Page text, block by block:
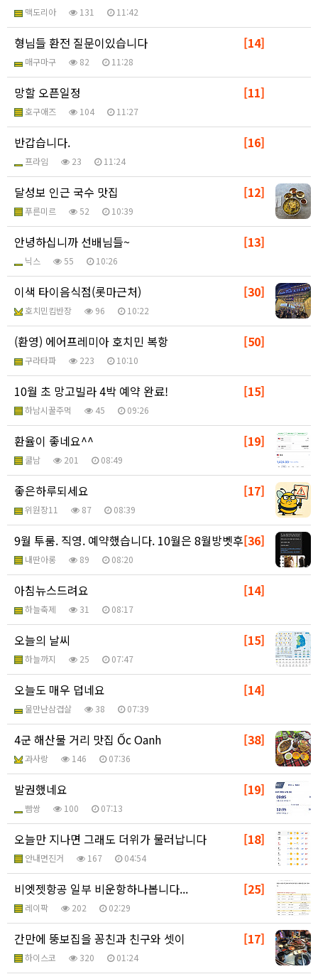
맥도리아 131 11:42
[14]
형님들 환전 질문이있습니다
매구마구 82 11:28
[11]
망할 오픈일정
호구애즈 104 11:27
[16]
반갑습니다.
프라임 23 11:24
[12]
달성보 인근 국수 맛집
푸른미르 52 10:39
[13]
안녕하십니까 선배님들~
닉스 55 10:26
[30]
이색 타이음식점(롯마근처)
호치민킴반장 96 10:22
[50]
(환영) 에어프레미아 호치민 복항
구라타파 223 10:10
[15]
10월 초 망고빌라 4박 예약 완료!
하남시꿀주먹 45 09:26
[19]
환율이 좋네요^^
쿨남 201 08:49
[17]
좋은하루되세요
위원장11 87 08:39
[36]
9월 투룸. 직영. 예약했습니다. 10월은 8월방벳후
내딴아롱 89 08:20
[14]
아침뉴스드려요
하늘축제 31 08:17
[15]
오늘의 날씨
하늘까지 25 07:47
[14]
오늘도 매우 덥네요
물만난삼겹살 38 07:39
[38]
4군 해산물 거리 맛집 Ốc Oanh
과사랑 146 07:36
[19]
발권했네요
빰쌍 100 07:13
[18]
오늘만 지나면 그래도 더위가 물러납니다
안내면진거 167 04:54
[25]
비엣젯항공 일부 비운항하나봅니다...
레이팍 202 02:29
[17]
간만에 뚱보집을 꽁친과 친구와 셋이
하이스코 320 01:24